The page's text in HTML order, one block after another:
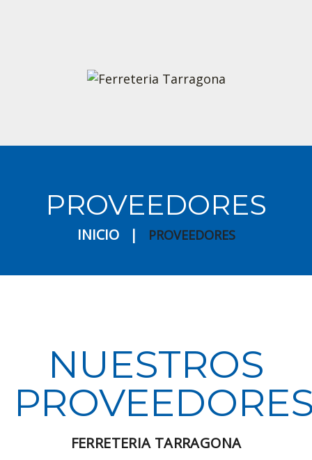
PROVEEDORES
INICIO PROVEEDORES
NUESTROS
FERRETERIA TARRAGONA